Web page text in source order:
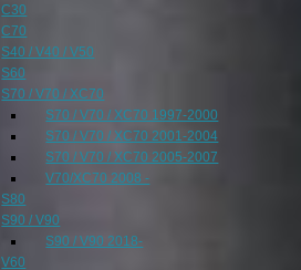
C30
C70
S40 / V40 / V50
S60
S70 / V70 / XC70
S70 / V70 / XC70 1997-2000
S70 / V70 / XC70 2001-2004
S70 / V70 / XC70 2005-2007
V70/XC70 2008 -
S80
S90 / V90
S90 / V90 2018-
V60